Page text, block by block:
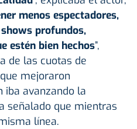
menos espectadores,
profundos,
estén bien hechos”,
de las cuotas de
mejoraron
iba avanzando la
señalado que mientras
línea.